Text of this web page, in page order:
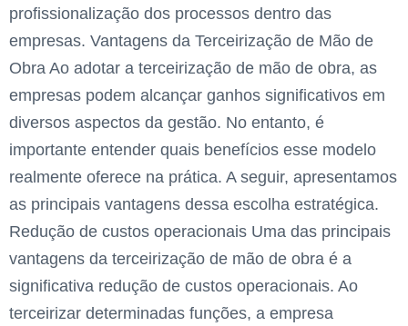
profissionalização dos processos dentro das
empresas. Vantagens da Terceirização de Mão de
Obra Ao adotar a terceirização de mão de obra, as
empresas podem alcançar ganhos significativos em
diversos aspectos da gestão. No entanto, é
importante entender quais benefícios esse modelo
realmente oferece na prática. A seguir, apresentamos
as principais vantagens dessa escolha estratégica.
Redução de custos operacionais Uma das principais
vantagens da terceirização de mão de obra é a
significativa redução de custos operacionais. Ao
terceirizar determinadas funções, a empresa